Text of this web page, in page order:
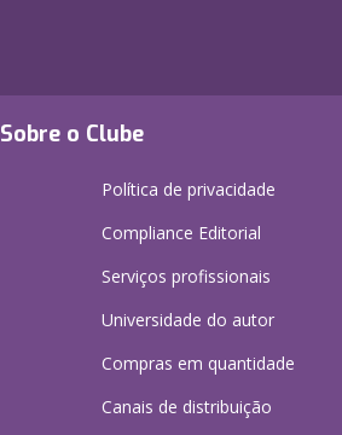
Sobre o Clube
Política de privacidade
Compliance Editorial
Serviços profissionais
Universidade do autor
Compras em quantidade
Canais de distribuição